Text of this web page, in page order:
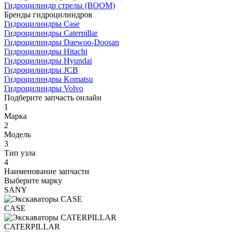
Гидроцилиндр стрелы (BOOM)
Бренды гидроцилиндров
Гидроцилиндры Case
Гидроцилиндры Caterpillar
Гидроцилиндры Daewoo-Doosan
Гидроцилиндры Hitachi
Гидроцилиндры Hyundai
Гидроцилиндры JCB
Гидроцилиндры Komatsu
Гидроцилиндры Volvo
Подберите запчасть онлайн
1
Марка
2
Модель
3
Тип узла
4
Наименование запчасти
Выберите марку
SANY
CASE
CATERPILLAR